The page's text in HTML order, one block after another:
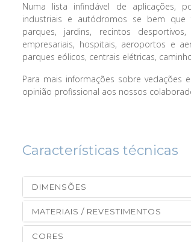
Numa lista infindável de aplicações,
industriais e autódromos se bem que
parques, jardins, recintos
empresariais, hospitais, aeroportos e
parques eólicos, centrais elétricas,
Para mais informações sobre vedações
opinião profissional aos nossos
Características técnicas
DIMENSÕES
MATERIAIS / REVESTIMENTOS
CORES